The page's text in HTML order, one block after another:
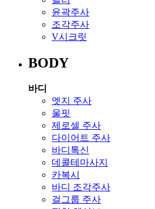
윤곽주사
조각주사
V시크릿
BODY
바디
엣지 주사
울핏
제로셀 주사
다이어트 주사
바디톡신
데콜테마사지
카복시
바디 조각주사
걸그룹 주사